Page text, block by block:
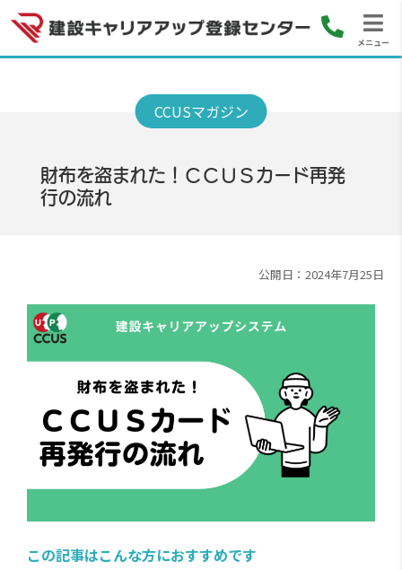
メニュー
財布を盗まれた！ＣＣＵＳカード再発
行の流れ
公開日：2024年7月25日
この記事はこんな方におすすめです